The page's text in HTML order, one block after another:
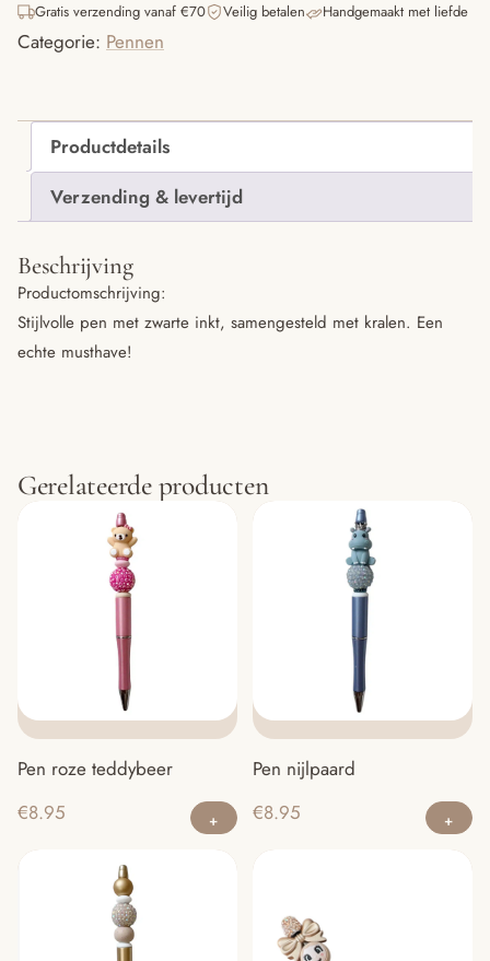
aantalGratis verzending vanaf €70 Veilig betalen Handgemaakt met liefde
Categorie: Pennen
Productdetails
Verzending & levertijd
Beschrijving
Productomschrijving:
Stijlvolle pen met zwarte inkt, samengesteld met kralen. Een
echte musthave!
Gerelateerde producten
Pen roze teddybeer
€8.95
Pen nijlpaard
€8.95